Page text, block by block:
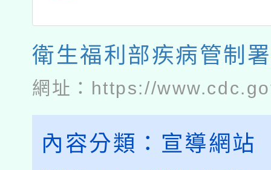
衛生福利部疾病管制署
網址： https://
內容分類： 宣導網站